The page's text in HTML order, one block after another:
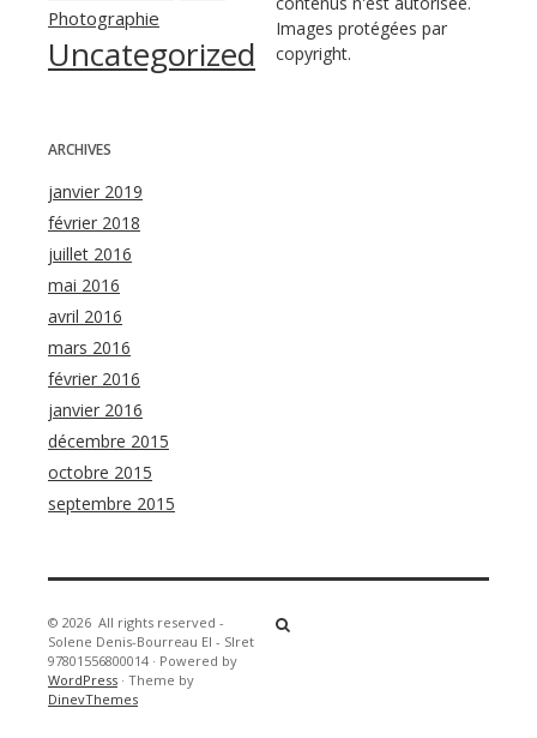
Photographie
Uncategorized
Images protégées par
copyright.
ARCHIVES
janvier 2019
février 2018
juillet 2016
mai 2016
avril 2016
mars 2016
février 2016
janvier 2016
décembre 2015
octobre 2015
septembre 2015
© 2026 All rights reserved -
Solene Denis-Bourreau EI - SIret
97801556800014 · Powered by
WordPress · Theme by
DinevThemes